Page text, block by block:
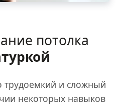
потолка
трудоемкий и сложный
некоторых навыков